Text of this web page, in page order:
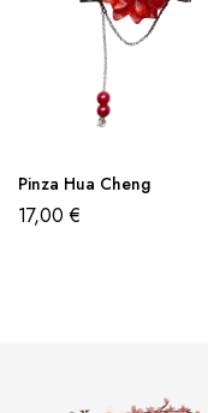
Pinza Hua Cheng
17,00€